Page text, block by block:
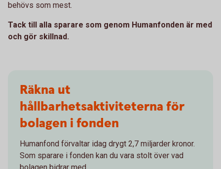
behövs som mest.
Tack till alla sparare som genom Humanfonden är med
och gör skillnad.
Räkna ut
hållbarhetsaktiviteterna för
bolagen i fonden
Humanfond förvaltar idag drygt 2,7 miljarder kronor.
Som sparare i fonden kan du vara stolt över vad